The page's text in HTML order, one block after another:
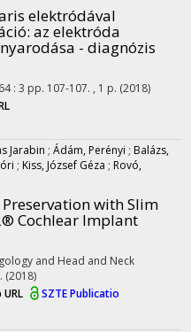
elektródával
az elektróda
- diagnózis
64: 3 pp. 107-107. , 1 p. (2018)
Jarabin ; Ádám, Perényi ; Balázs,
; Kiss, József Géza ; Rovó,
with Slim
Cochlear Implant
and Head and Neck
(2018)
URL
SZTE Publicatio